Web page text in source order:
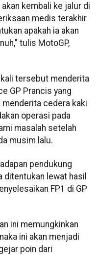
kembali ke jalur di
medis terakhir
apakah ia akan
tulis MotoGP,
tersebut menderita
GP Prancis yang
cedera kaki
operasi pada
masalah setelah
musim lalu.
pendukung
ditentukan lewat hasil
FP1 di GP
ini memungkinkan
ini akan menjadi
poin dari